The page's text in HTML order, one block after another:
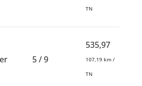
TN
5 / 9
535,97
107,19 km /
TN